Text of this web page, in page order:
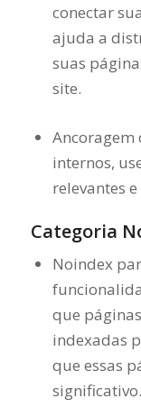
conectar
ajuda a
suas
site.
Ancoragem
internos,
relevantes
Categoria
Noindex
que
indexadas
que essas
significativo.